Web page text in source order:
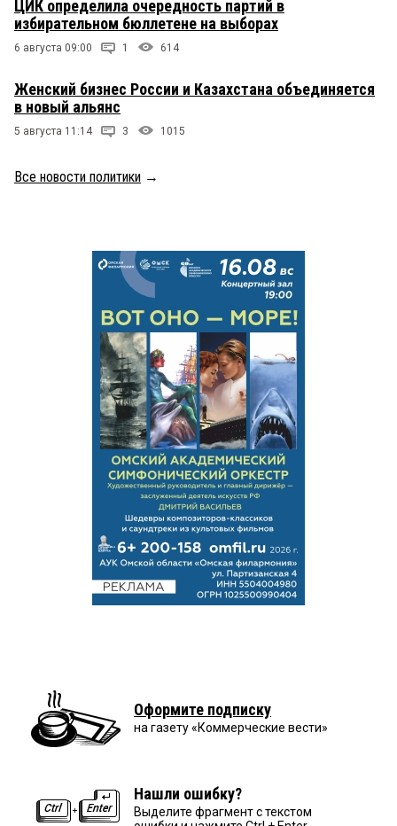
ЦИК определила очередность партий в
избирательном бюллетене на выборах
6 августа 09:00 1 614
Женский бизнес России и Казахстана объединяется
в новый альянс
5 августа 11:14 3 1015
Все новости политики →
Оформите подписку
на газету «Коммерческие вести»
Нашли ошибку?
Выделите фрагмент с текстом